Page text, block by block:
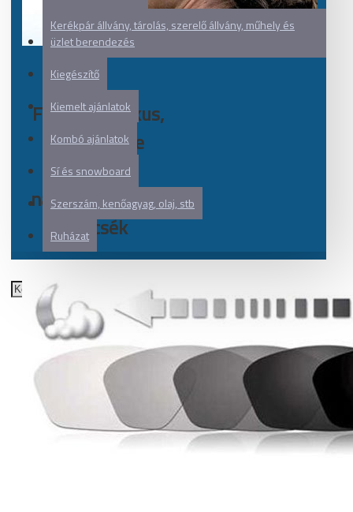
Kerékpár állvány, tárolás, szerelő állvány, műhely és
üzlet berendezés
Kiegészítő
Kiemelt ajánlatok
Kombó ajánlatok
Sí és snowboard
Szerszám, kenőagyag, olaj, stb
Ruházat
Fotokromatikus,
azaz fényre
sötétedő
napszemüvegek,
lencsék